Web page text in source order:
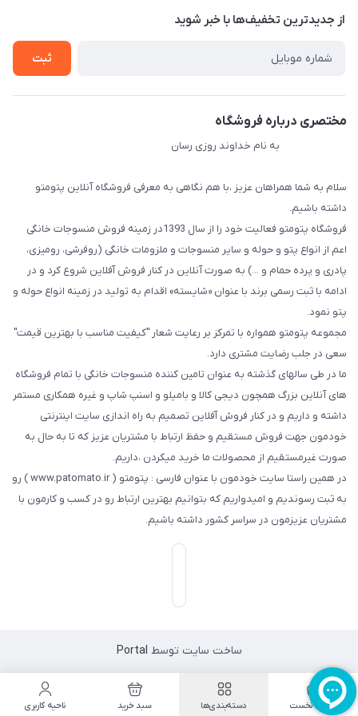
درباره ما
راهنما
از جدید‌ترین تخفیف‌ها با‌ خبر شوید
ثبت
مختصری درباره فروشگاه
به نام خداوند روزی رسان
سلام به شما همراهان عزیز ،با هم نگاهی به معرفی فروشگاه آنلاین پتومتو
داشته باشیم.
فروشگاه پتومتو فعالیت خود را از سال 1393در زمینه فروش منسوجات خانگی
اعم از انواع پتو و حوله و سایر منسوجات و ملزومات خانگی (روفرشی، رومیزی،
پادری و پرده حمام و ...) به صورت آنلاین در کنار فروش آفلاین شروع کرد و در
ادامه با ثبت رسمی برند با عنوان «شایسته» اقدام به تولید در زمینه انواع حوله و
پتو نمود.
مجموعه پتومتو همواره با تمرکز بر رعایت شعار "کیفیت مناسب با بهترین قیمت"
سعی در جلب رضایت مشتری دارد.
ما در طی سالهای گذشته به عنوان تامین کننده منسوجات خانگی با تمام فروشگاه
های آنلاین بزرگ همچون دیجی کالا و بامیلو و اسنپ شاپ و غیره همکاری مستمر
داشته و داریم و در کنار فروش آفلاین تصمیم به راه اندازی سایت اینترنتی
خودمون جهت فروش مستقیم و حفظ ارتباط با مشتریان عزیز که تا به حال به
صورت غیرمستقیم از محصولات ما خرید میکردن ،داریم.
در همین راستا سایت خودمون با عنوان فارسی : پتومتو ( www.patomato.ir ) رو
به ثبت رسوندیم و امیدواریم که بتوانیم بهترین ارتباط رو در کسب و کارمون با
مشتریان عزیزمون در سراسر کشور داشته باشیم.
ساخت سایت توسط Portal
صفحه نخست دسته‌بندی‌ها سبد خرید ناحیه کاربری